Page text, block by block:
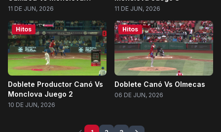
Juego 3
11 DE JUN, 2026 11 DE JUN, 2026
Hitos
Doblete Productor Canó Vs
Monclova Juego 2
10 DE JUN, 2026
Hitos
Doblete Canó Vs Olmecas
06 DE JUN, 2026